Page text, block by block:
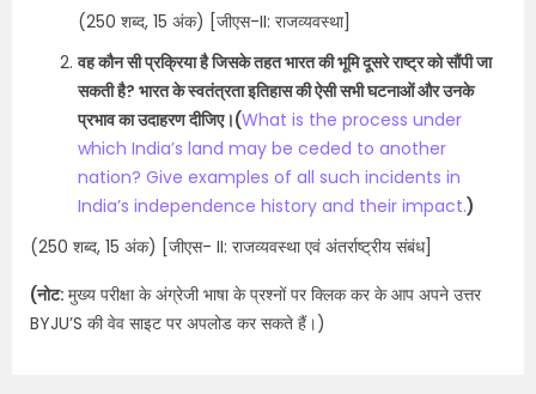
(250 शब्द, 15 अंक) [जीएस-II: राजव्यवस्था]
वह कौन सी प्रक्रिया है जिसके तहत भारत की भूमि दूसरे राष्ट्र को सौंपी जा
सकती है? भारत के स्वतंत्रता इतिहास की ऐसी सभी घटनाओं और उनके
प्रभाव का उदाहरण दीजिए।(What is the process under
which India’s land may be ceded to another
nation? Give examples of all such incidents in
India’s independence history and their impact.)
(250 शब्द, 15 अंक) [जीएस- II: राजव्यवस्था एवं अंतर्राष्ट्रीय संबंध]
(नोट: मुख्य परीक्षा के अंग्रेजी भाषा के प्रश्नों पर क्लिक कर के आप अपने उत्तर
BYJU’S की वेव साइट पर अपलोड कर सकते हैं।)